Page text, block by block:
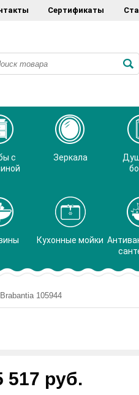
Сертификаты
с
Зеркала
Кухонные мойки
105944
517 руб.